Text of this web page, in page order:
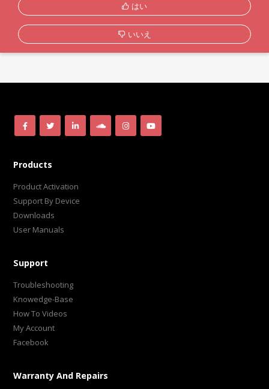
はい
いいえ
Products
Product Activation
Support By Device
Downloads
User Manuals
Support
Troubleshooting
Knowedge-Base
How To Videos
My Account
Facebook
Warranty And Repairs